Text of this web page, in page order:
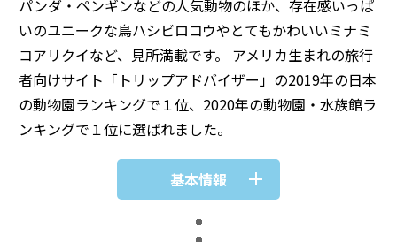
パンダ・ペンギンなどの人気動物のほか、存在感いっぱ
いのユニークな鳥ハシビロコウやとてもかわいいミナミ
コアリクイなど、見所満載です。 アメリカ生まれの旅行
者向けサイト「トリップアドバイザー」の2019年の日本
の動物園ランキングで１位、2020年の動物園・水族館ラ
ンキングで１位に選ばれました。
基本情報